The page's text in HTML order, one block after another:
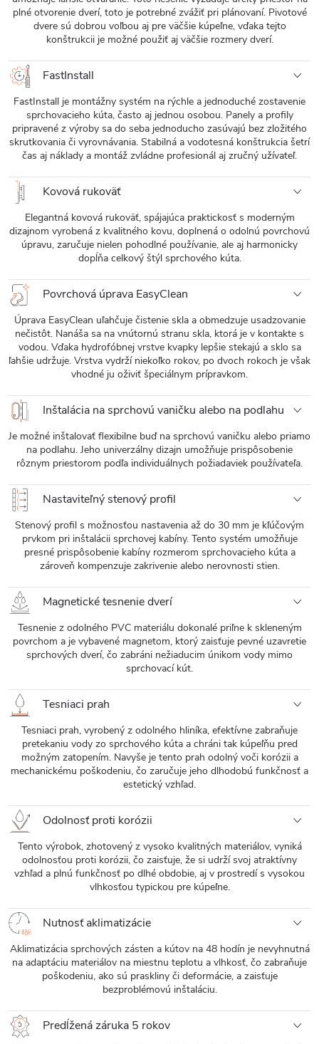
plné otvorenie dverí, toto je potrebné zvážiť pri plánovaní. Pivotové
dvere sú dobrou voľbou aj pre väčšie kúpeľne, vďaka tejto
konštrukcii je možné použiť aj väčšie rozmery dverí.
FastInstall
FastInstall je montážny systém na rýchle a jednoduché zostavenie
sprchovacieho kúta, často aj jednou osobou. Panely a profily
pripravené z výroby sa do seba jednoducho zasúvajú bez zložitého
skrutkovania či vyrovnávania. Stabilná a vodotesná konštrukcia šetrí
čas aj náklady a montáž zvládne profesionál aj zručný užívateľ.
Kovová rukoväť
Elegantná kovová rukoväť, spájajúca praktickosť s moderným
dizajnom vyrobená z kvalitného kovu, doplnená o odolnú povrchovú
úpravu, zaručuje nielen pohodlné používanie, ale aj harmonicky
dopĺňa celkový štýl sprchového kúta.
Povrchová úprava EasyClean
Úprava EasyClean uľahčuje čistenie skla a obmedzuje usadzovanie
nečistôt. Nanáša sa na vnútornú stranu skla, ktorá je v kontakte s
vodou. Vďaka hydrofóbnej vrstve kvapky lepšie stekajú a sklo sa
ľahšie udržuje. Vrstva vydrží niekoľko rokov, po dvoch rokoch je však
vhodné ju oživiť špeciálnym prípravkom.
Inštalácia na sprchovú vaničku alebo na podlahu
Je možné inštalovať flexibilne buď na sprchovú vaničku alebo priamo
na podlahu. Jeho univerzálny dizajn umožňuje prispôsobenie
rôznym priestorom podľa individuálnych požiadaviek používateľa.
Nastaviteľný stenový profil
Stenový profil s možnosťou nastavenia až do 30 mm je kľúčovým
prvkom pri inštalácii sprchovej kabíny. Tento systém umožňuje
presné prispôsobenie kabíny rozmerom sprchovacieho kúta a
zároveň kompenzuje zakrivenie alebo nerovnosti stien.
Magnetické tesnenie dverí
Tesnenie z odolného PVC materiálu dokonalé priľne k skleneným
povrchom a je vybavené magnetom, ktorý zaisťuje pevné uzavretie
sprchových dverí, čo zabráni nežiaducim únikom vody mimo
sprchovací kút.
Tesniaci prah
Tesniaci prah, vyrobený z odolného hliníka, efektívne zabraňuje
pretekaniu vody zo sprchového kúta a chráni tak kúpeľňu pred
možným zatopením. Navyše je tento prah odolný voči korózii a
mechanickému poškodeniu, čo zaručuje jeho dlhodobú funkčnosť a
estetický vzhľad.
Odolnosť proti korózii
Tento výrobok, zhotovený z vysoko kvalitných materiálov, vyniká
odolnosťou proti korózii, čo zaisťuje, že si udrží svoj atraktívny
vzhľad a plnú funkčnosť po dlhé obdobie, aj v prostredí s vysokou
vlhkosťou typickou pre kúpeľne.
Nutnosť aklimatizácie
Aklimatizácia sprchových zásten a kútov na 48 hodín je nevyhnutná
na adaptáciu materiálov na miestnu teplotu a vlhkosť, čo zabraňuje
poškodeniu, ako sú praskliny či deformácie, a zaisťuje
bezproblémovú inštaláciu.
Predĺžená záruka 5 rokov